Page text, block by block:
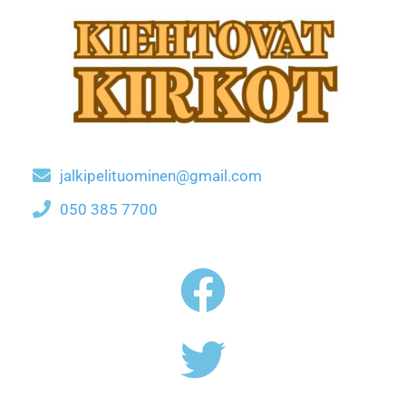
jalkipelituominen@gmail.com
050 385 7700